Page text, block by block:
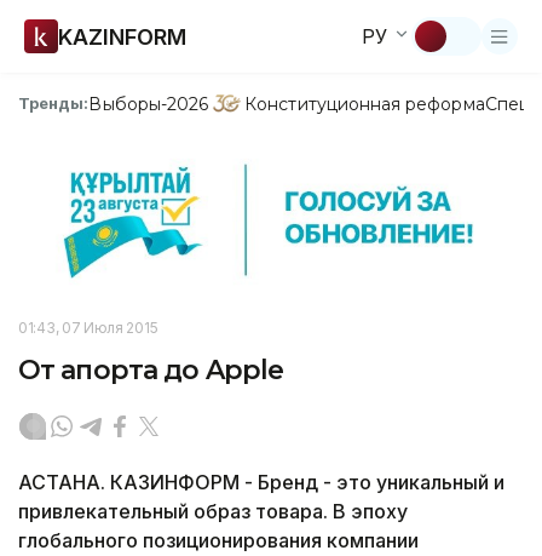
KAZINFORM РУ
Тренды:Выборы-2026 Конституционная реформа
01:43, 07 Июля 2015
От апорта до Apple
АСТАНА. КАЗИНФОРМ - Бренд - это уникальный и
привлекательный образ товара. В эпоху
глобального позиционирования компании